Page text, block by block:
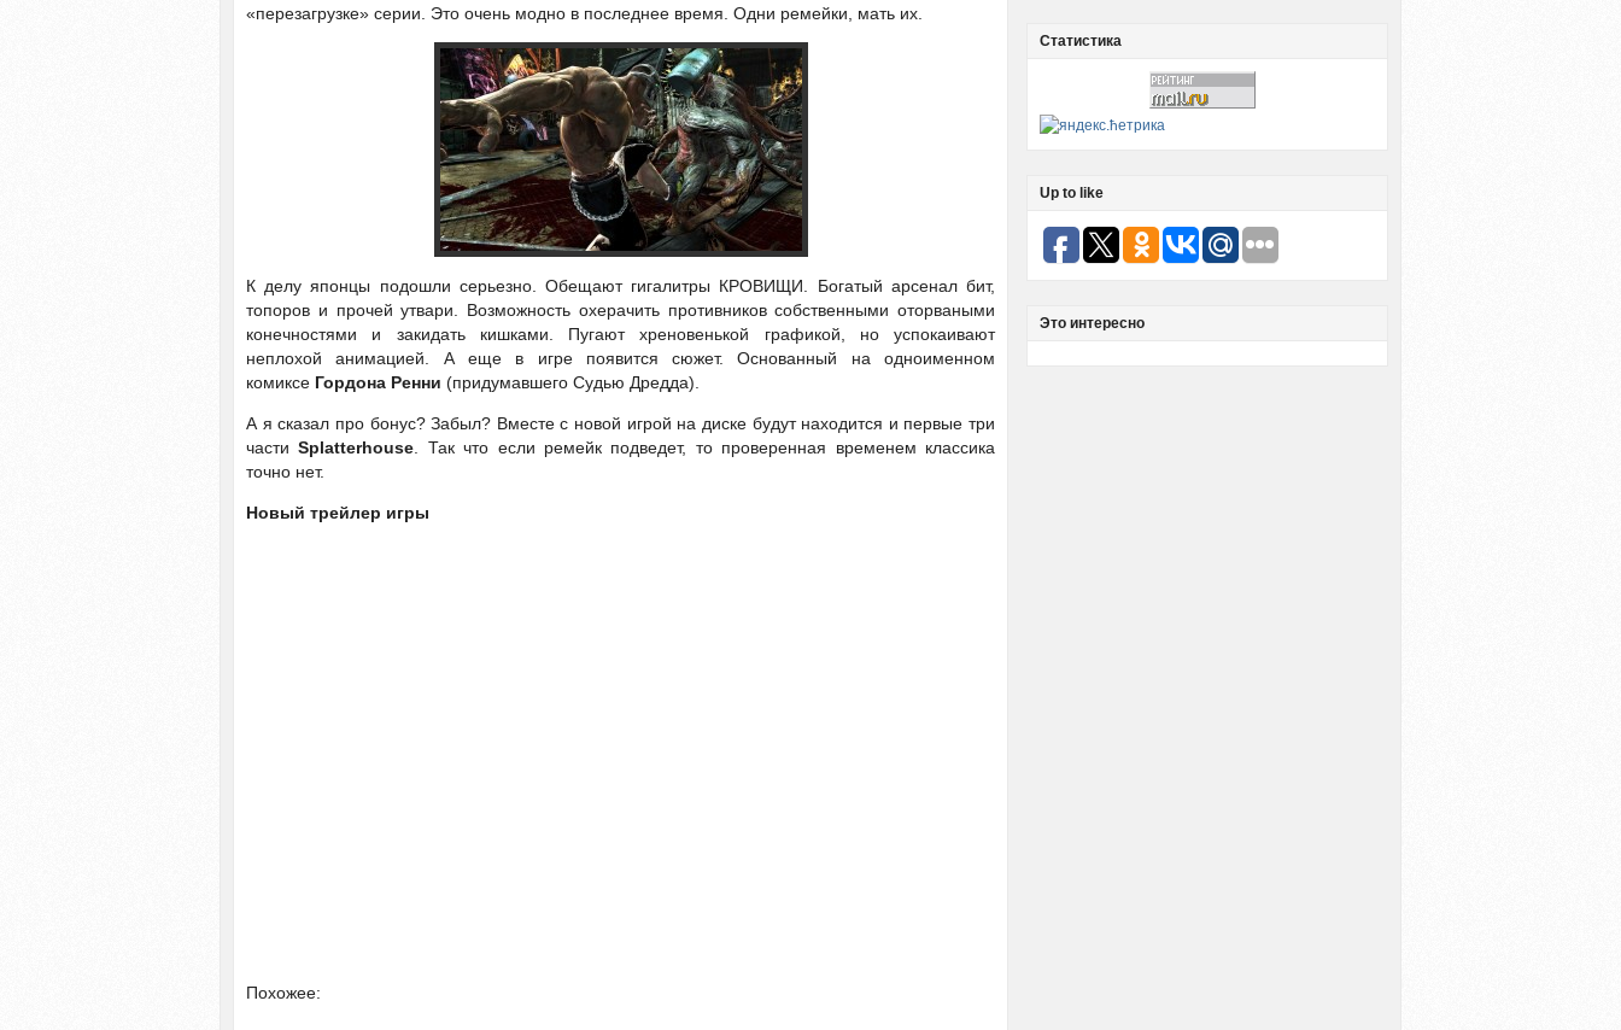
«перезагрузке» серии. Это очень модно в последнее время. Одни ремейки, мать их.
К делу японцы подошли серьезно. Обещают гигалитры КРОВИЩИ. Богатый арсенал бит,
топоров и прочей утвари. Возможность охерачить противников собственными оторваными
конечностями и закидать кишками. Пугают хреновенькой графикой, но успокаивают
неплохой анимацией. А еще в игре появится сюжет. Основанный на одноименном
комиксе Гордона Ренни (придумавшего Судью Дредда).
А я сказал про бонус? Забыл? Вместе с новой игрой на диске будут находится и первые три
частиSplatterhouse . Так что если ремейк подведет, то проверенная временем классика
точно нет.
Новый трейлер игры
Похожее:
Статистика
Up to like
Это интересно